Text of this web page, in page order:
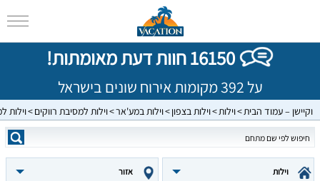
16150 חוות דעת מאומתות!
על 392 מקומות אירוח שונים בישראל
וקיישן – עמוד הבית וילות וילות בצפון וילות במע'אר וילות למסיבת רווקים וילות
וילות אזור